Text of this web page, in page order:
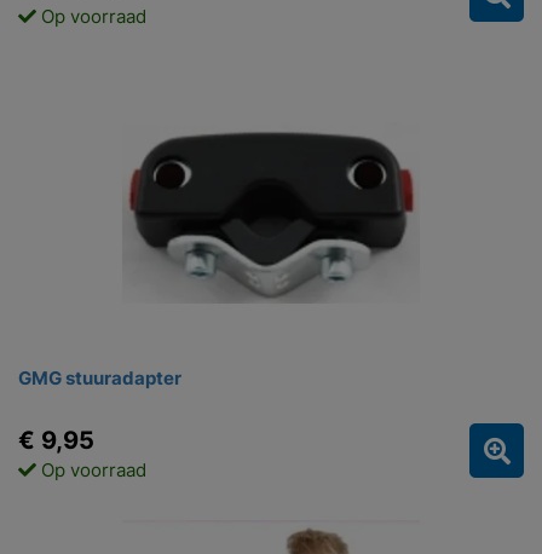
Op voorraad
GMG stuuradapter
€ 9,95
Op voorraad